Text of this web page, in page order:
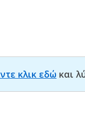
κλικ εδώ και